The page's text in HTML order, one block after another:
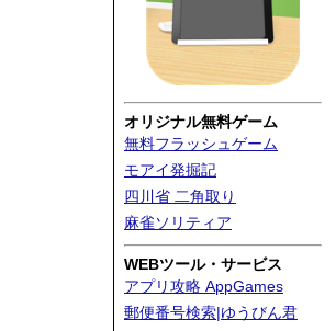
オリジナル無料ゲーム
無料フラッシュゲーム
モアイ発掘記
四川省 二角取り
麻雀ソリティア
WEBツール・サービス
アプリ攻略 AppGames
郵便番号検索|ゆうびん君